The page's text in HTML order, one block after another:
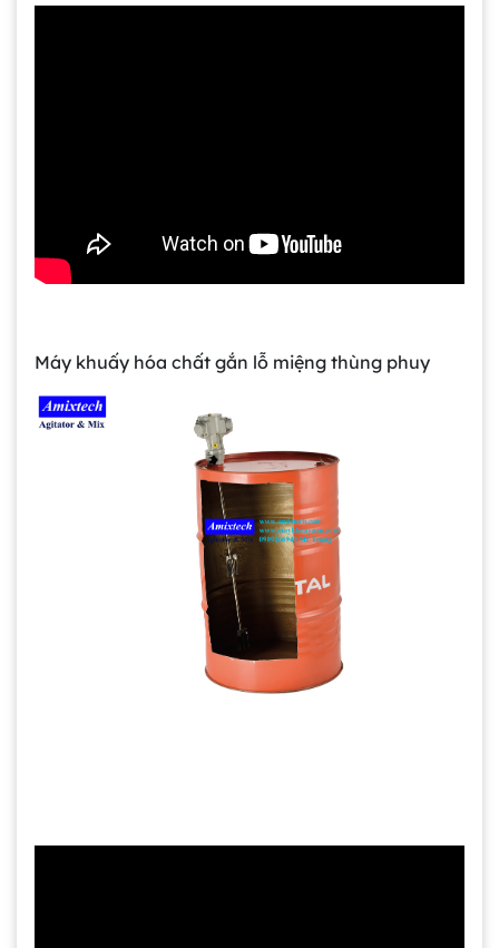
Máy khuấy hóa chất gắn lỗ miệng thùng phuy